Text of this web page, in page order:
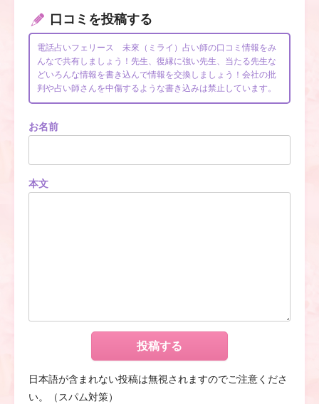
口コミを投稿する
電話占いフェリース 未來（ミライ）占い師の口コミ情報をみ
んなで共有しましょう！先生、復縁に強い先生、当たる先生な
どいろんな情報を書き込んで情報を交換しましょう！会社の批
判や占い師さんを中傷するような書き込みは禁止しています。
お名前
本文
日本語が含まれない投稿は無視されますのでご注意くださ
い。（スパム対策）